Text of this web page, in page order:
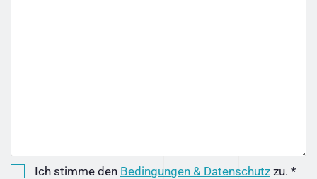
Ich stimme den Bedingungen & Datenschutz zu. *